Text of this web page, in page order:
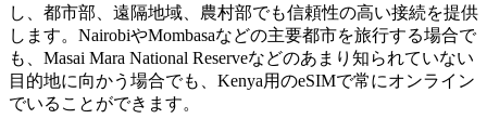
し、都市部、遠隔地域、農村部でも信頼性の高い接続を提供
します。NairobiやMombasaなどの主要都市を旅行する場合で
も、Masai Mara National Reserveなどのあまり知られていない
目的地に向かう場合でも、Kenya用のeSIMで常にオンライン
でいることができます。